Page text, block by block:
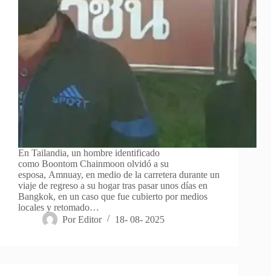
En Tailandia, un hombre identificado
como Boontom Chainmoon olvidó a su
esposa, Amnuay, en medio de la carretera durante un
viaje de regreso a su hogar tras pasar unos días en
Bangkok, en un caso que fue cubierto por medios
locales y retomado…
Por Editor 18- 08- 2025